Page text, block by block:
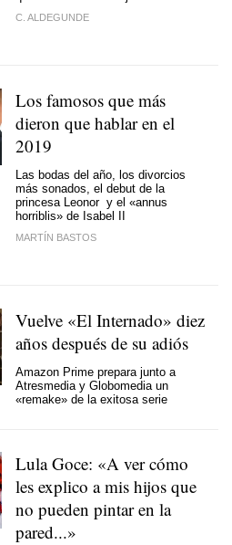
C. ALDEGUNDE
Los famosos que más
dieron que hablar en el
2019
Las bodas del año, los divorcios
más sonados, el debut de la
princesa Leonor y el «annus
horriblis» de Isabel II
MARTÍN BASTOS
Vuelve «El Internado» diez
años después de su adiós
Amazon Prime prepara junto a
Atresmedia y Globomedia un
«remake» de la exitosa serie
Lula Goce: «A ver cómo
les explico a mis hijos que
no pueden pintar en la
pared...»